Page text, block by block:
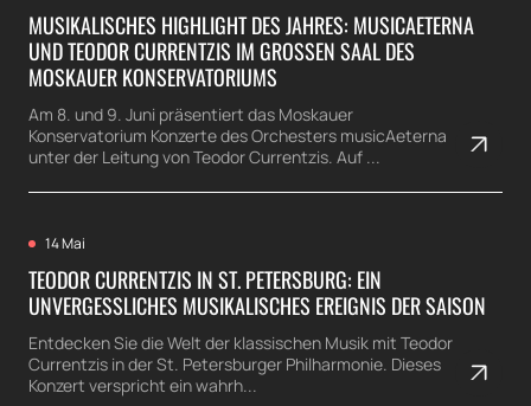
MUSIKALISCHES HIGHLIGHT DES JAHRES: MUSICAETERNA
UND TEODOR CURRENTZIS IM GROSSEN SAAL DES M
OSKAUER KONSERVATORIUMS
Am 8. und 9. Juni präsentiert das Moskauer
Konservatorium Konzerte des Orchesters musicAeterna
unter der Leitung von Teodor Currentzis. Auf ...
14 Mai
TEODOR CURRENTZIS IN ST. PETERSBURG: EIN
UNVERGESSLICHES MUSIKALISCHES EREIGNIS DER SAISON
Entdecken Sie die Welt der klassischen Musik mit Teodor
Currentzis in der St. Petersburger Philharmonie. Dieses
Konzert verspricht ein wahrh...